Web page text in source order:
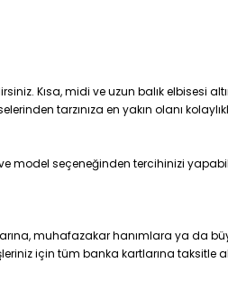
Kısa, midi ve uzun balık elbisesi
tarzınıza en yakın olanı
model seçeneğinden tercihinizi
muhafazakar hanımlara ya da
için tüm banka kartlarına